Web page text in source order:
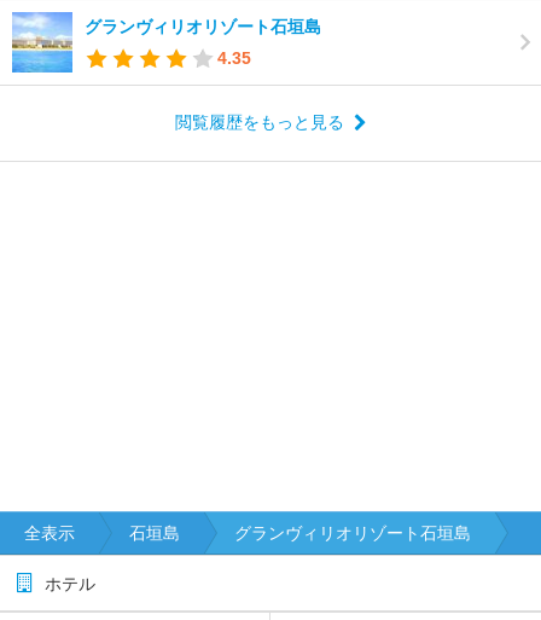
グランヴィリオリゾート石垣島
4.35
閲覧履歴をもっと見る
全表示 石垣島 グランヴィリオリゾート石垣島
ホテル